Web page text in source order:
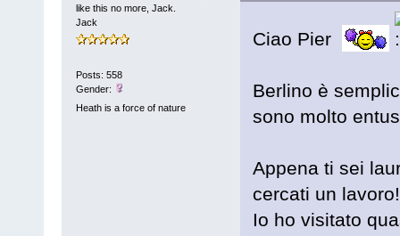
like this no more, Jack.
Jack
Posts: 558
Gender:
Heath is a force of nature
Ciao Pier
Berlino è
sono molto
Appena ti sei
cercati un
Io ho visitato